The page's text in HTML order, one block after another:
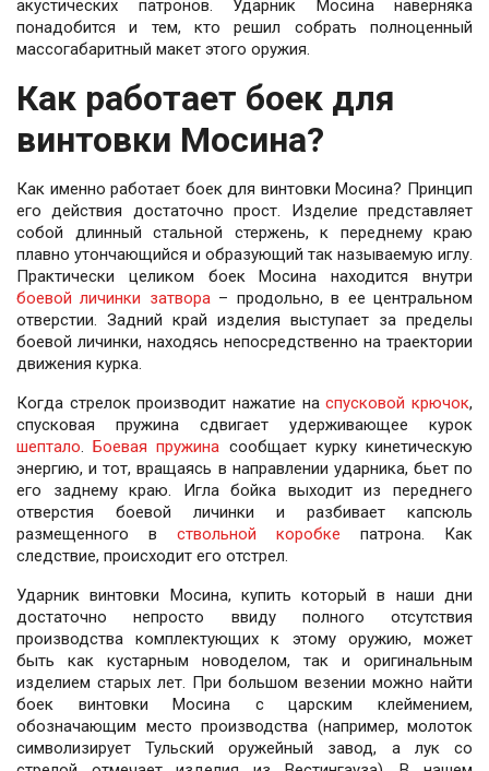
акустических патронов. Ударник Мосина наверняка
понадобится и тем, кто решил собрать полноценный
массогабаритный макет этого оружия.
Как работает боек для
винтовки Мосина?
Как именно работает боек для винтовки Мосина? Принцип
его действия достаточно прост. Изделие представляет
собой длинный стальной стержень, к переднему краю
плавно утончающийся и образующий так называемую иглу.
Практически целиком боек Мосина находится внутри
боевой личинки затвора – продольно, в ее центральном
отверстии. Задний край изделия выступает за пределы
боевой личинки, находясь непосредственно на траектории
движения курка.
Когда стрелок производит нажатие наспусковой крючок,
спусковая пружина сдвигает удерживающее курок
шептало .Боевая пружина сообщает курку кинетическую
энергию, и тот, вращаясь в направлении ударника, бьет по
его заднему краю. Игла бойка выходит из переднего
отверстия боевой личинки и разбивает капсюль
размещенного в ствольной коробке патрона. Как
следствие, происходит его отстрел.
Ударник винтовки Мосина, купить который в наши дни
достаточно непросто ввиду полного отсутствия
производства комплектующих к этому оружию, может
быть как кустарным новоделом, так и оригинальным
изделием старых лет. При большом везении можно найти
боек винтовки Мосина с царским клеймением,
обозначающим место производства (например, молоток
символизирует Тульский оружейный завод, а лук со